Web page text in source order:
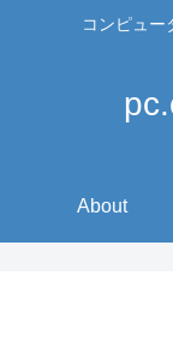
コンピュー
About